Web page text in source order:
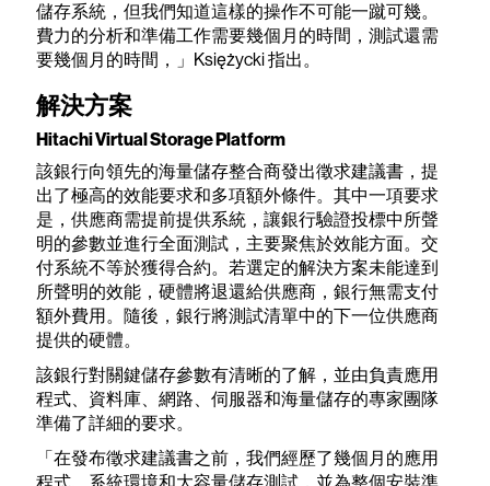
儲存系統，但我們知道這樣的操作不可能一蹴可幾。
費力的分析和準備工作需要幾個月的時間，測試還需
要幾個月的時間，」Księżycki 指出。
解決方案
Hitachi Virtual Storage Platform
該銀行向領先的海量儲存整合商發出徵求建議書，提
出了極高的效能要求和多項額外條件。其中一項要求
是，供應商需提前提供系統，讓銀行驗證投標中所聲
明的參數並進行全面測試，主要聚焦於效能方面。交
付系統不等於獲得合約。若選定的解決方案未能達到
所聲明的效能，硬體將退還給供應商，銀行無需支付
額外費用。隨後，銀行將測試清單中的下一位供應商
提供的硬體。
該銀行對關鍵儲存參數有清晰的了解，並由負責應用
程式、資料庫、網路、伺服器和海量儲存的專家團隊
準備了詳細的要求。
「在發布徵求建議書之前，我們經歷了幾個月的應用